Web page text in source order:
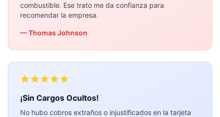
combustible. Ese trato me da confianza para
recomendar la empresa.
— Thomas Johnson
¡Sin Cargos Ocultos!
No hubo cobros extraños o injustificados en la tarjeta